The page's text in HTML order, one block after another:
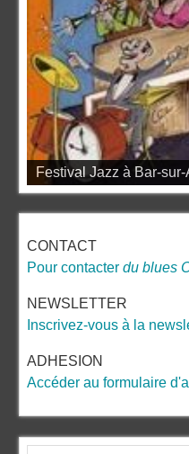
Festival Jazz à Bar-
CONTACT
Pour contacter du blues
NEWSLETTER
Inscrivez-vous à la
ADHESION
Accéder au formulaire